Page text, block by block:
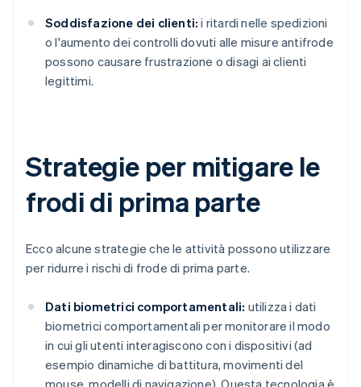
Soddisfazione dei clienti: i ritardi nelle spedizioni
o l'aumento dei controlli dovuti alle misure antifrode
possono causare frustrazione o disagi ai clienti
legittimi.
Strategie per mitigare le
frodi di prima parte
Ecco alcune strategie che le attività possono utilizzare
per ridurre i rischi di frode di prima parte.
Dati biometrici comportamentali: utilizza i dati
biometrici comportamentali per monitorare il modo
in cui gli utenti interagiscono con i dispositivi (ad
esempio dinamiche di battitura, movimenti del